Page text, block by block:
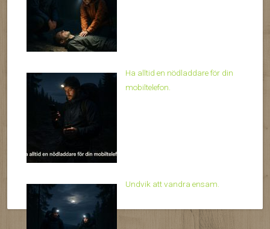
Ha alltid en nödladdare för din
mobiltelefon.
Undvik att vandra ensam.